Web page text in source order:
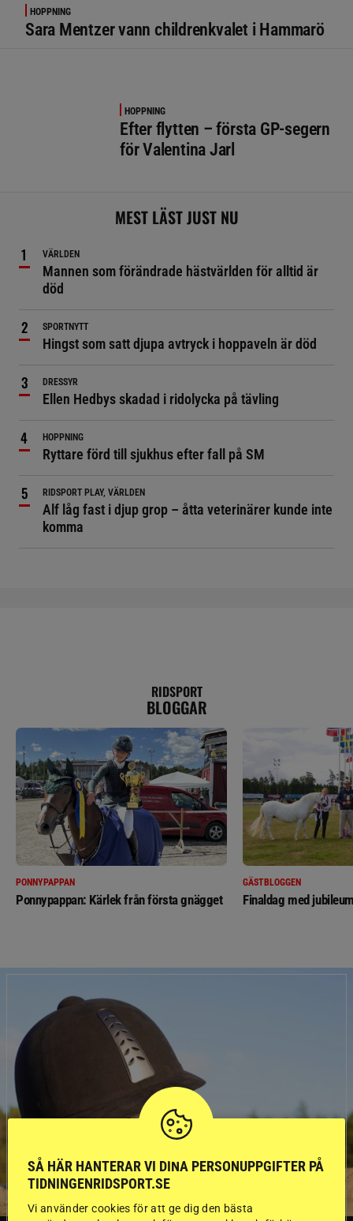
HOPPNING
Sara Mentzer vann childrenkvalet i Hammarö
HOPPNING
Efter flytten – första GP-segern
för Valentina Jarl
MEST LÄST JUST NU
VÄRLDEN
Mannen som förändrade hästvärlden för alltid är
död
SPORTNYTT
Hingst som satt djupa avtryck i hoppaveln är död
DRESSYR
Ellen Hedbys skadad i ridolycka på tävling
HOPPNING
Ryttare förd till sjukhus efter fall på SM
RIDSPORT PLAY, VÄRLDEN
Alf låg fast i djup grop – åtta veterinärer kunde inte
komma
RIDSPORT
BLOGGAR
PONNYPAPPAN
Ponnypappan: Kärlek från första gnägget
GÄSTBLOGGEN
Finaldag med
SÅ HÄR HANTERAR VI DINA PERSONUPPGIFTER PÅ
TIDNINGENRIDSPORT.SE
Vi använder cookies för att ge dig den bästa